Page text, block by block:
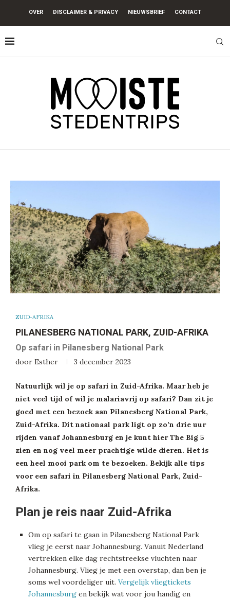
OVER DISCLAIMER & PRIVACY NIEUWSBRIEF CONTACT
ZUID-AFRIKA
PILANESBERG NATIONAL PARK, ZUID-AFRIKA
Op safari in Pilanesberg National Park
door Esther 3 december 2023
Natuurlijk wil je op safari in Zuid-Afrika. Maar heb je
niet veel tijd of wil je malariavrij op safari? Dan zit je
goed met een bezoek aan Pilanesberg National Park,
Zuid-Afrika. Dit nationaal park ligt op zo’n drie uur
rijden vanaf Johannesburg en je kunt hier The Big 5
zien en nog veel meer prachtige wilde dieren. Het is
een heel mooi park om te bezoeken. Bekijk alle tips
voor een safari in Pilanesberg National Park, Zuid-
Afrika.
Plan je reis naar Zuid-Afrika
Om op safari te gaan in Pilanesberg National Park
vlieg je eerst naar Johannesburg. Vanuit Nederland
vertrekken elke dag rechtstreekse vluchten naar
Johannesburg. Vlieg je met een overstap, dan ben je
soms wel voordeliger uit. Vergelijk vliegtickets
Johannesburg en bekijk wat voor jou handig en